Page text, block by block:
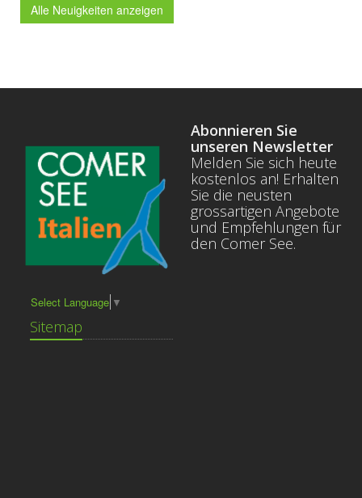
Alle Neuigkeiten anzeigen
Select Language ▼
Sitemap
Abonnieren Sie
unseren Newsletter
Melden Sie sich heute
kostenlos an! Erhalten
Sie die neusten
grossartigen Angebote
und Empfehlungen für
den Comer See.